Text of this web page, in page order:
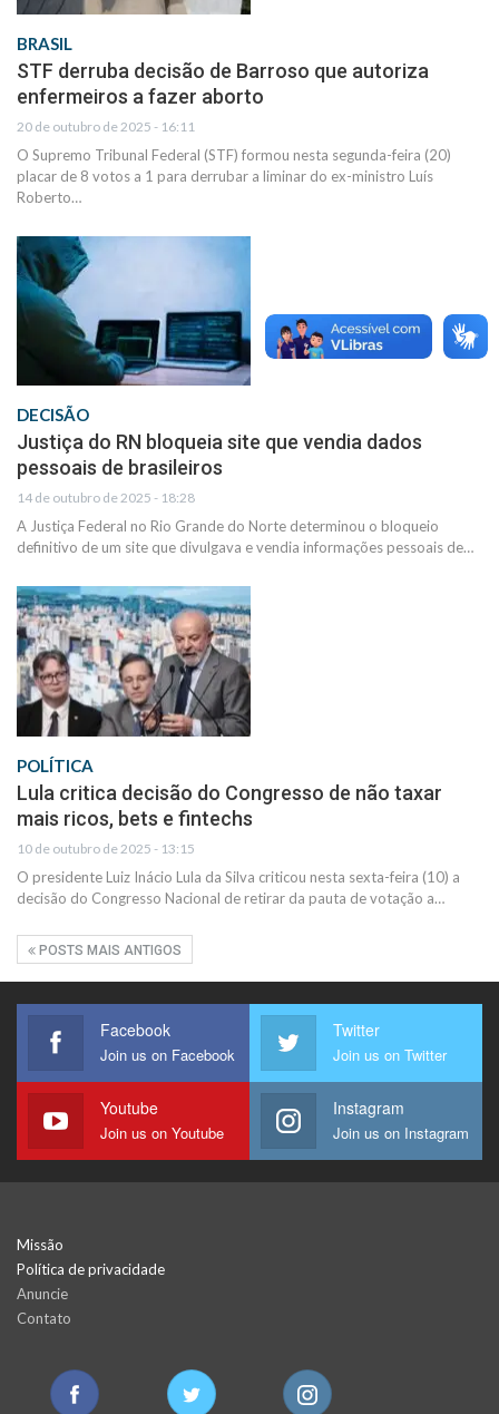
BRASIL
STF derruba decisão de Barroso que autoriza
enfermeiros a fazer aborto
20 de outubro de 2025 - 16:11
O Supremo Tribunal Federal (STF) formou nesta segunda-feira (20)
placar de 8 votos a 1 para derrubar a liminar do ex-ministro Luís
Roberto…
DECISÃO
Justiça do RN bloqueia site que vendia dados
pessoais de brasileiros
14 de outubro de 2025 - 18:28
A Justiça Federal no Rio Grande do Norte determinou o bloqueio
definitivo de um site que divulgava e vendia informações pessoais de…
POLÍTICA
Lula critica decisão do Congresso de não taxar
mais ricos, bets e fintechs
10 de outubro de 2025 - 13:15
O presidente Luiz Inácio Lula da Silva criticou nesta sexta-feira (10) a
decisão do Congresso Nacional de retirar da pauta de votação a…
POSTS MAIS ANTIGOS
Facebook
Join us on Facebook
Twitter
Join us on Twitter
Youtube
Join us on Youtube
Instagram
Join us on Instagram
Missão
Política de privacidade
Anuncie
Contato